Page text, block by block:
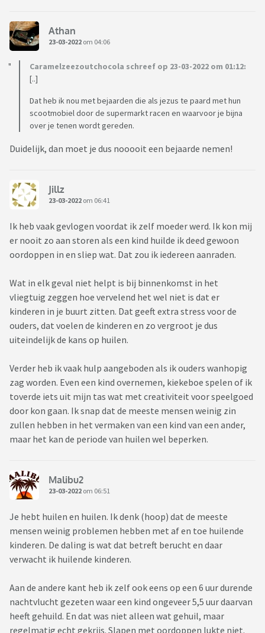
Athan
23-03-2022 om 04:06
Caramelzeezoutchocola schreef op 23-03-2022 om 01:12:
[..]
Dat heb ik nou met bejaarden die als jezus te paard met hun
scootmobiel door de supermarkt racen en waarvoor je bijna
over je tenen wordt gereden.
Duidelijk, dan moet je dus nooooit een bejaarde nemen!
Jillz
23-03-2022 om 06:41
Ik heb vaak gevlogen voordat ik zelf moeder werd. Ik kon mij
er nooit zo aan storen als een kind huilde ik deed gewoon
oordoppen in en sliep wat. Dat zou ik iedereen aanraden.
Wat in elk geval niet helpt is bij binnenkomst in het
vliegtuig zeggen hoe vervelend het wel niet is dat er
kinderen in je buurt zitten. Dat geeft extra stress voor de
ouders, dat voelen de kinderen en zo vergroot je dus
uiteindelijk de kans op huilen.
Verder heb ik vaak hulp aangeboden als ik ouders wanhopig
zag worden. Even een kind overnemen, kiekeboe spelen of ik
toverde iets uit mijn tas wat met creativiteit voor speelgoed
door kon gaan. Ik snap dat de meeste mensen weinig zin
zullen hebben in het vermaken van een kind van een ander,
maar het kan de periode van huilen wel beperken.
Malibu2
23-03-2022 om 06:51
Je hebt huilen en huilen. Ik denk (hoop) dat de meeste
mensen weinig problemen hebben met af en toe huilende
kinderen. De daling is wat dat betreft berucht en daar
verwacht ik huilende kinderen.
Aan de andere kant heb ik zelf ook eens op een 6 uur durende
nachtvlucht gezeten waar een kind ongeveer 5,5 uur daarvan
heeft gehuild. En dat was niet alleen wat gehuil, maar
regelmatig echt gekrijs. Slapen met oordoppen lukte niet.